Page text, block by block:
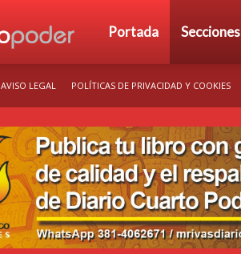
Diario
Poder
Portada Secciones
AVISO LEGAL POLÍTICAS DE PRIVACIDAD Y COOKIES